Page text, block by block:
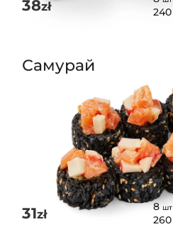
38zł 240
Самурай
31zł
8шт
260